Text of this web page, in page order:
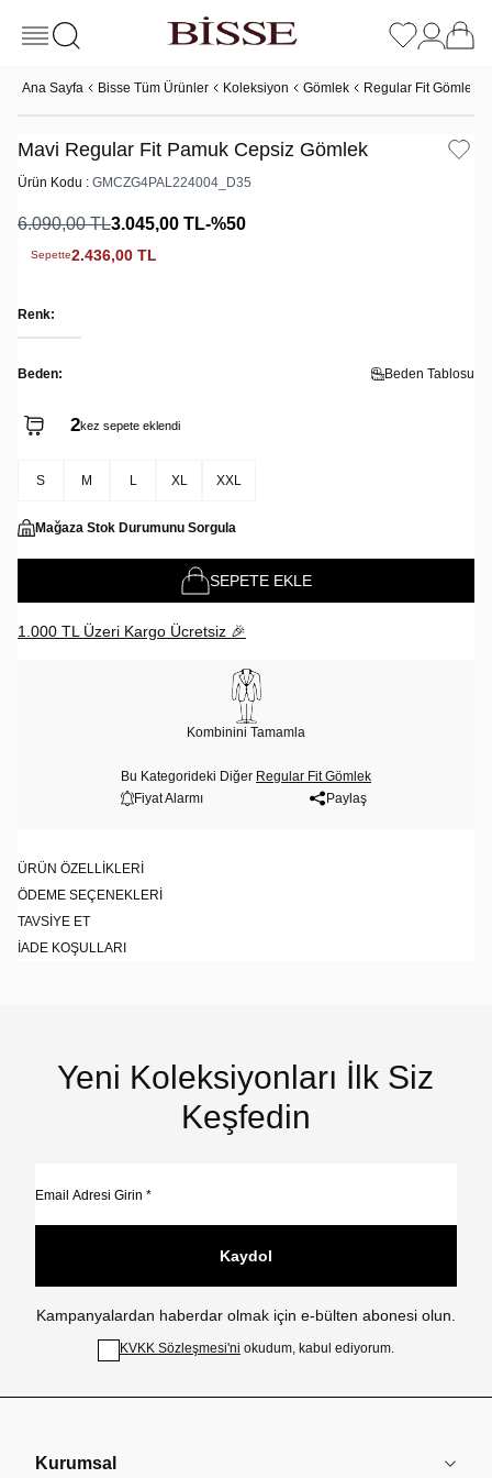
Ana Sayfa Bisse Tüm Ürünler Koleksiyon Gömlek Regular Fit Gömlek
Mavi Regular Fit Pamuk Cepsiz Gömlek
Ürün Kodu : GMCZG4PAL224004_D35
6.090,00TL3.045,00 TL-%50
Sepette2.436,00 TL
Renk:
Beden: Beden Tablosu
2kez sepete eklendi
S M L XL XXL
Mağaza Stok Durumunu Sorgula
SEPETE EKLE
1.000 TL Üzeri Kargo Ücretsiz 🎉
Kombinini Tamamla
Bu Kategorideki Diğer Regular Fit Gömlek
Fiyat Alarmı
Paylaş
ÜRÜN ÖZELLIKLERI
ÖDEME SEÇENEKLERI
TAVSIYE ET
İADE KOŞULLARI
Yeni Koleksiyonları İlk Siz
Keşfedin
Kaydol
Kampanyalardan haberdar olmak için e-bülten abonesi olun.
KVKK Sözleşmesi'ni okudum, kabul ediyorum.
Kurumsal